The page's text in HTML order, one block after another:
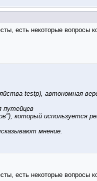
есть некоторые вопросы
testp), автономная
путейцев
который используется
мнение.
есть некоторые вопросы